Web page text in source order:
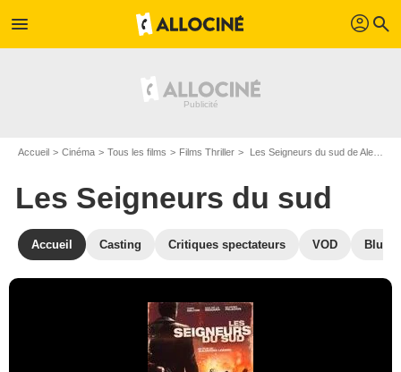
menu profil search
Accueil Cinéma Tous les films Films Thriller Les Seigneurs du sud de Alejandro Lozano
Les Seigneurs du sud
Accueil Casting Critiques spectateurs VOD Blu-